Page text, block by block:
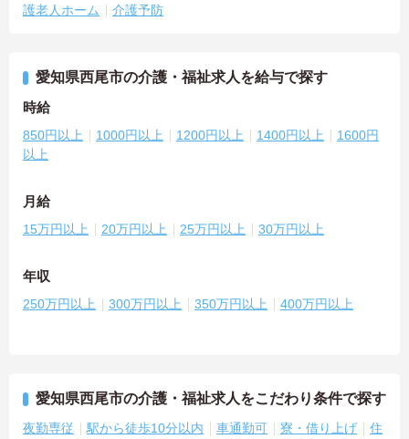
護老人ホーム
介護予防
愛知県西尾市の介護・福祉求人を給与で探す
時給
850円以上 1000円以上 1200円以上 1400円以上
1600円
以上
月給
15万円以上 20万円以上 25万円以上 30万円以上
年収
250万円以上 300万円以上 350万円以上 400万円以上
愛知県西尾市の介護・福祉求人をこだわり条件で探す
夜勤専従 駅から徒歩10分以内 車通勤可 寮・借り上げ
住